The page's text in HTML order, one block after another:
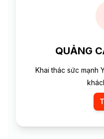
QUẢNG
Khai thác sức mạnh